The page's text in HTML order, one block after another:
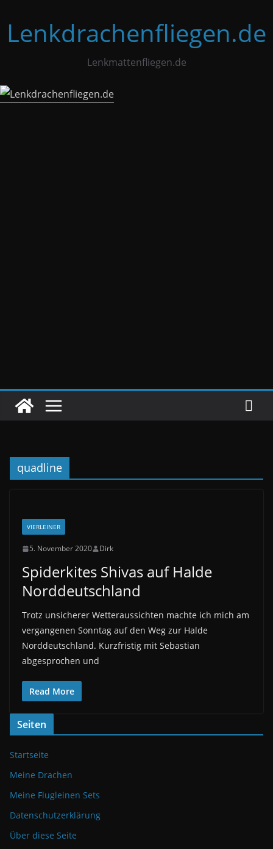
Inhalt
springen
Lenkdrachenfliegen.de
Lenkmattenfliegen.de
quadline
VIERLEINER
5. November 2020 Dirk
Spiderkites Shivas auf Halde
Norddeutschland
Trotz unsicherer Wetteraussichten machte ich mich am
vergangenen Sonntag auf den Weg zur Halde
Norddeutschland. Kurzfristig mit Sebastian
abgesprochen und
Read More
Seiten
Startseite
Meine Drachen
Meine Flugleinen Sets
Datenschutzerklärung
Über diese Seite